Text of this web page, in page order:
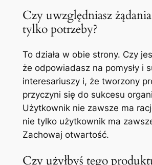
Czy uwzględniasz
tylko potrzeby?
To działa w obie strony. Czy
że odpowiadasz na pomysły i
interesariuszy i, że tworzony
przyczyni się do sukcesu
Użytkownik nie zawsze ma
nie tylko użytkownik ma
Zachowaj otwartość.
Czy użyłbyś tego